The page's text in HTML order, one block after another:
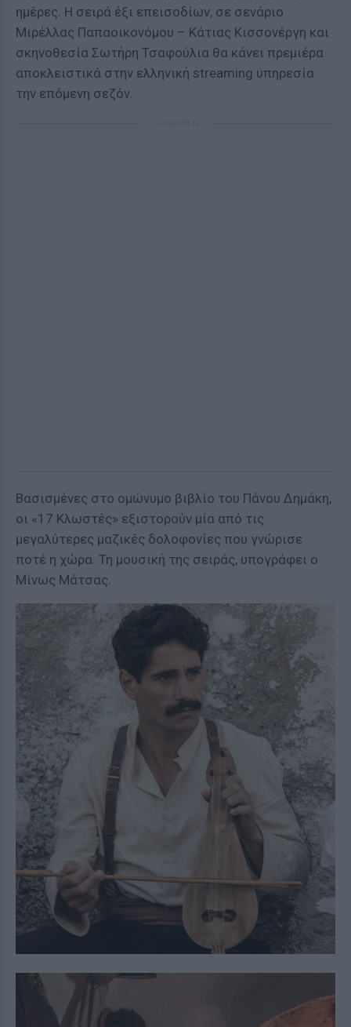
ημέρες. Η σειρά έξι επεισοδίων, σε σενάριο
Μιρέλλας Παπαοικονόμου – Κάτιας Κισσονέργη και
σκηνοθεσία Σωτήρη Τσαφούλια θα κάνει πρεμιέρα
αποκλειστικά στην ελληνική streaming υπηρεσία
την επόμενη σεζόν.
Βασισμένες στο ομώνυμο βιβλίο του Πάνου Δημάκη,
οι «17 Κλωστές» εξιστορούν μία από τις
μεγαλύτερες μαζικές δολοφονίες που γνώρισε
ποτέ η χώρα. Τη μουσική της σειράς, υπογράφει ο
Μίνως Μάτσας.